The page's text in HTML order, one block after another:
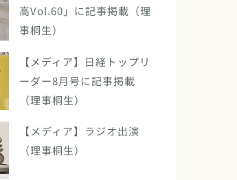
高Vol.60」に記事掲載（理
事桐生）
【メディア】日経トップリ
ーダー8月号に記事掲載
（理事桐生）
【メディア】ラジオ出演
（理事桐生）